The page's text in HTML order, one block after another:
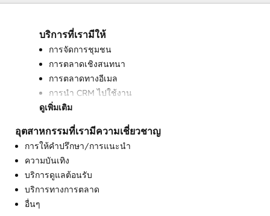
บริการที่เรามีให้
การจัดการชุมชน
การตลาดเชิงสนทนา
การตลาดทางอีเมล
การนำ CRM ไปใช้งาน
การประชาสัมพันธ์
การเปิดใช้งานการขาย
การผสานการทำงาน API แบบกำหนดเอง
การฝึกสอนและการฝึกอบรมด้านการขาย
การฝึกอบรมการสนับสนุนลูกค้า
การฝึกอบรมความสำเร็จของลูกค้า
การพัฒนาฐานความรู้
ดูเพิ่มเติม
อุตสาหกรรมที่เรามีความเชี่ยวชาญ
การให้คำปรึกษา/การแนะนำ
ความบันเทิง
บริการดูแลต้อนรับ
บริการทางการตลาด
อื่นๆ